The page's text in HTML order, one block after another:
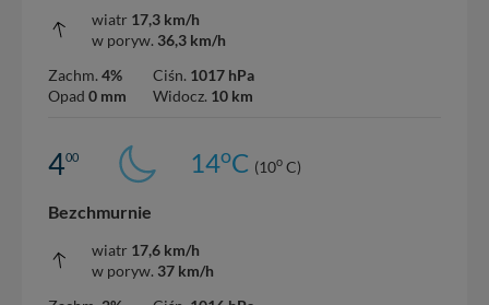
wiatr 17,3 km/h
w poryw. 36,3 km/h
Zachm. 4%
Opad 0 mm
Ciśn. 1017 hPa
Widocz. 10 km
400 14oC (10o C)
Bezchmurnie
wiatr 17,6 km/h
w poryw. 37 km/h